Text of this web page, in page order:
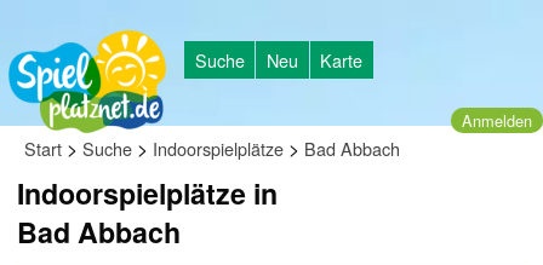
Suche Neu Karte
Anmelden
Start > Suche > Indoorspielplätze > Bad Abbach
Indoorspielplätze in
Bad Abbach